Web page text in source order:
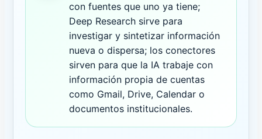
con fuentes que uno ya tiene;
Deep Research sirve para
investigar y sintetizar información
nueva o dispersa; los conectores
sirven para que la IA trabaje con
información propia de cuentas
como Gmail, Drive, Calendar o
documentos institucionales.